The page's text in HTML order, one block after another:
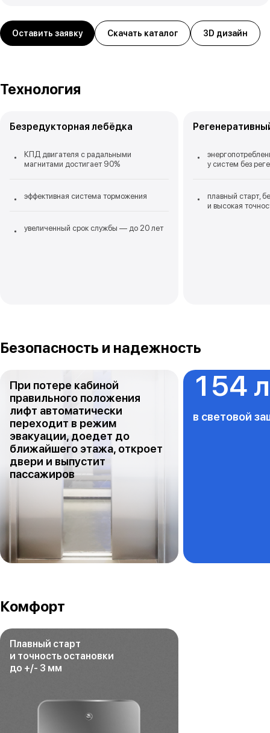
Оставить заявку Скачать каталог 3D дизайн
Технология
Безредукторная лебёдка
КПД двигателя с радальными
магнитами достигает 90%
эффективная система торможения
увеличенный срок службы — до 20 лет
у систем без
плавный старт,
и высокая
Безопасность и надежность
При потере кабиной
правильного положения
лифт автоматически
переходит в режим
эвакуации, доедет до
ближайшего этажа, откроет
двери и выпустит
пассажиров
154
в световой
Комфорт
Плавный старт
и точность остановки
до +/- 3 мм